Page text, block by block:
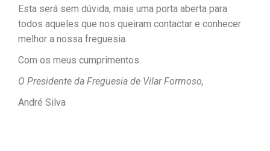
Esta será sem dúvida, mais uma porta aberta para
todos aqueles que nos queiram contactar e conhecer
melhor a nossa freguesia.
Com os meus cumprimentos.
O Presidente da Freguesia de Vilar Formoso,
André Silva